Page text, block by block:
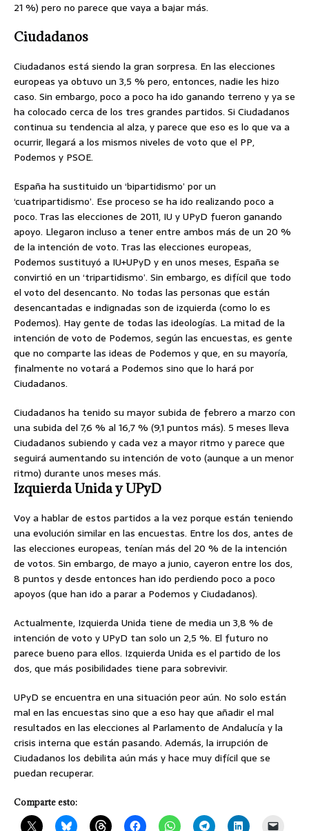
21 %) pero no parece que vaya a bajar más.
Ciudadanos
Ciudadanos está siendo la gran sorpresa. En las elecciones
europeas ya obtuvo un 3,5 % pero, entonces, nadie les hizo
caso. Sin embargo, poco a poco ha ido ganando terreno y ya se
ha colocado cerca de los tres grandes partidos. Si Ciudadanos
continua su tendencia al alza, y parece que eso es lo que va a
ocurrir, llegará a los mismos niveles de voto que el PP,
Podemos y PSOE.
España ha sustituido un ‘bipartidismo’ por un
‘cuatripartidismo’. Ese proceso se ha ido realizando poco a
poco. Tras las elecciones de 2011, IU y UPyD fueron ganando
apoyo. Llegaron incluso a tener entre ambos más de un 20 %
de la intención de voto. Tras las elecciones europeas,
Podemos sustituyó a IU+UPyD y en unos meses, España se
convirtió en un ‘tripartidismo’. Sin embargo, es difícil que todo
el voto del desencanto. No todas las personas que están
desencantadas e indignadas son de izquierda (como lo es
Podemos). Hay gente de todas las ideologías. La mitad de la
intención de voto de Podemos, según las encuestas, es gente
que no comparte las ideas de Podemos y que, en su mayoría,
finalmente no votará a Podemos sino que lo hará por
Ciudadanos.
Ciudadanos ha tenido su mayor subida de febrero a marzo con
una subida del 7,6 % al 16,7 % (9,1 puntos más). 5 meses lleva
Ciudadanos subiendo y cada vez a mayor ritmo y parece que
seguirá aumentando su intención de voto (aunque a un menor
ritmo) durante unos meses más.
Izquierda Unida y UPyD
Voy a hablar de estos partidos a la vez porque están teniendo
una evolución similar en las encuestas. Entre los dos, antes de
las elecciones europeas, tenían más del 20 % de la intención
de votos. Sin embargo, de mayo a junio, cayeron entre los dos,
8 puntos y desde entonces han ido perdiendo poco a poco
apoyos (que han ido a parar a Podemos y Ciudadanos).
Actualmente, Izquierda Unida tiene de media un 3,8 % de
intención de voto y UPyD tan solo un 2,5 %. El futuro no
parece bueno para ellos. Izquierda Unida es el partido de los
dos, que más posibilidades tiene para sobrevivir.
UPyD se encuentra en una situación peor aún. No solo están
mal en las encuestas sino que a eso hay que añadir el mal
resultados en las elecciones al Parlamento de Andalucía y la
crisis interna que están pasando. Además, la irrupción de
Ciudadanos los debilita aún más y hace muy difícil que se
puedan recuperar.
Comparte esto: